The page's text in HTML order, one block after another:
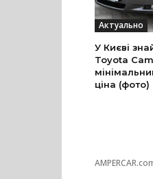
Актуально
У Києві
Toyota
ціна (фото)